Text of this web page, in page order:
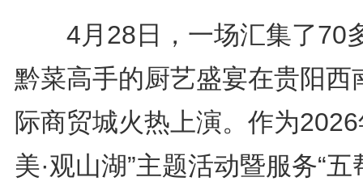
4月28日，一场汇集了70
黔菜高手的厨艺盛宴在贵阳西
际商贸城火热上演。作为2026
美·观山湖”主题活动暨服务“五